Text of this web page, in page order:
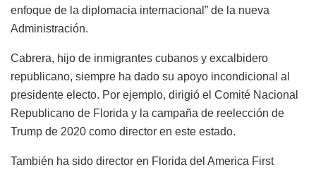
enfoque de la diplomacia internacional” de la nueva
Administración.
Cabrera, hijo de inmigrantes cubanos y excalbidero
republicano, siempre ha dado su apoyo incondicional al
presidente electo. Por ejemplo, dirigió el Comité Nacional
Republicano de Florida y la campaña de reelección de
Trump de 2020 como director en este estado.
También ha sido director en Florida del America First